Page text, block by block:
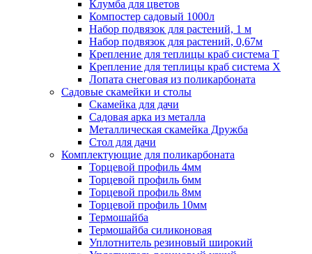
Клумба для цветов
Компостер садовый 1000л
Набор подвязок для растений, 1 м
Набор подвязок для растений, 0,67м
Крепление для теплицы краб система Т
Крепление для теплицы краб система Х
Лопата снеговая из поликарбоната
Садовые скамейки и столы
Скамейка для дачи
Садовая арка из металла
Металлическая скамейка Дружба
Стол для дачи
Комплектующие для поликарбоната
Торцевой профиль 4мм
Торцевой профиль 6мм
Торцевой профиль 8мм
Торцевой профиль 10мм
Термошайба
Термошайба силиконовая
Уплотнитель резиновый широкий